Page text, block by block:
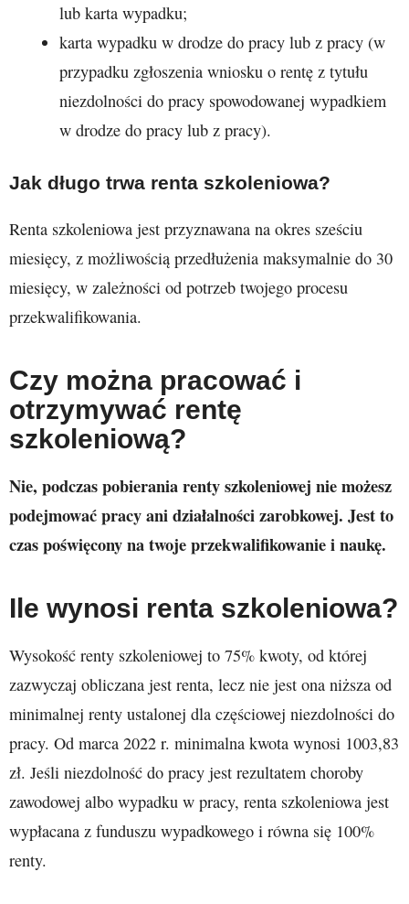
lub karta wypadku;
karta wypadku w drodze do pracy lub z pracy (w
przypadku zgłoszenia wniosku o rentę z tytułu
niezdolności do pracy spowodowanej wypadkiem
w drodze do pracy lub z pracy).
Jak długo trwa renta szkoleniowa?
Renta szkoleniowa jest przyznawana na okres sześciu
miesięcy, z możliwością przedłużenia maksymalnie do 30
miesięcy, w zależności od potrzeb twojego procesu
przekwalifikowania.
Czy można pracować i
otrzymywać rentę
szkoleniową?
Nie, podczas pobierania renty szkoleniowej nie możesz
podejmować pracy ani działalności zarobkowej. Jest to
czas poświęcony na twoje przekwalifikowanie i naukę.
Ile wynosi renta szkoleniowa?
Wysokość renty szkoleniowej to 75% kwoty, od której
zazwyczaj obliczana jest renta, lecz nie jest ona niższa od
minimalnej renty ustalonej dla częściowej niezdolności do
pracy. Od marca 2022 r. minimalna kwota wynosi 1003,83
zł. Jeśli niezdolność do pracy jest rezultatem choroby
zawodowej albo wypadku w pracy, renta szkoleniowa jest
wypłacana z funduszu wypadkowego i równa się 100%
renty.